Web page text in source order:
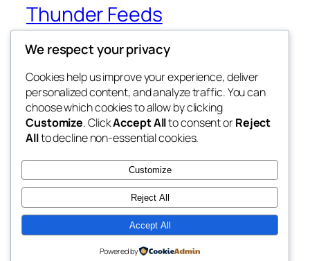
Thunder Feeds
你最喜欢的电子游戏和攻略杂志
博客
关于
常见问题
作者
事件
商店
样板
主题
二〇二五 以WordPress设计
We respect your privacy
Cookies help us improve your experience, deliver
personalized content, and analyze traffic. You can
choose which cookies to allow by clicking
Customize. ClickAccept Allto consent orReject
Allto decline non-essential cookies.
Customize
Reject All
Accept All
Powered by